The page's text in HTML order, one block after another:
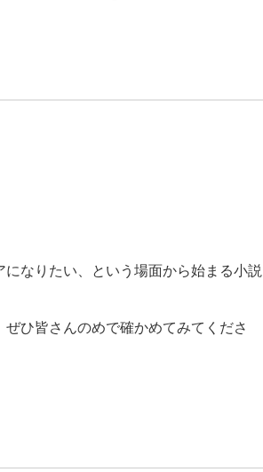
なりたい、という場面から始まる小説
ひ皆さんのめで確かめてみてくださ